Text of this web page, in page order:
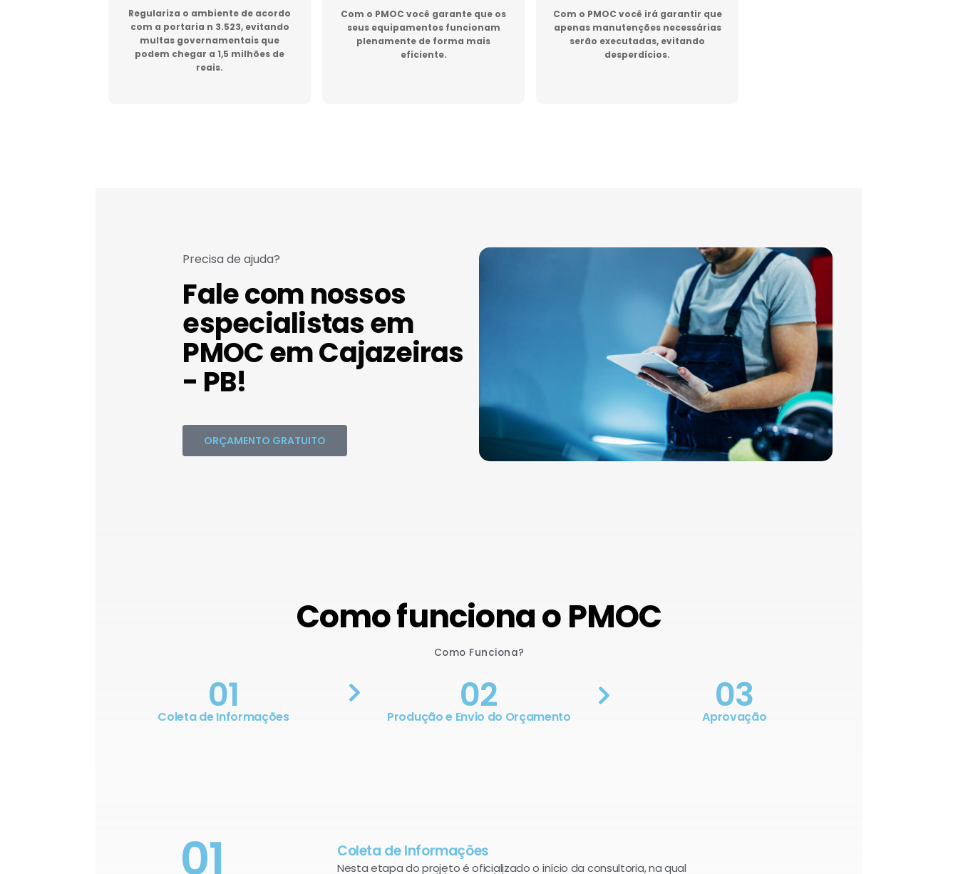
Regulariza o ambiente de acordo
com a portaria n 3.523, evitando
multas governamentais que
podem chegar a 1,5 milhões de
reais.
Com o PMOC você garante que os
seus equipamentos funcionam
plenamente de forma mais
eficiente.
Com o PMOC você irá garantir que
apenas manutenções necessárias
serão executadas, evitando
desperdícios.
Precisa de ajuda?
Fale com nossos
especialistas em
PMOC em Cajazeiras
- PB!
ORÇAMENTO GRATUITO
Como funciona o PMOC
Como Funciona?
01
Coleta de Informações 02
Produção e Envio do Orçamento 03
Aprovação
01 Coleta de Informações
Nesta etapa do projeto é oficializado o início da consultoria, na qual